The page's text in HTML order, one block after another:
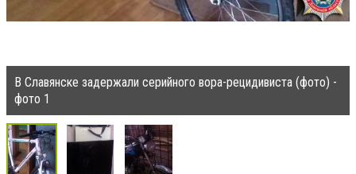
В Славянске задержали серийного вора-рецидивиста (фото) -
фото 1